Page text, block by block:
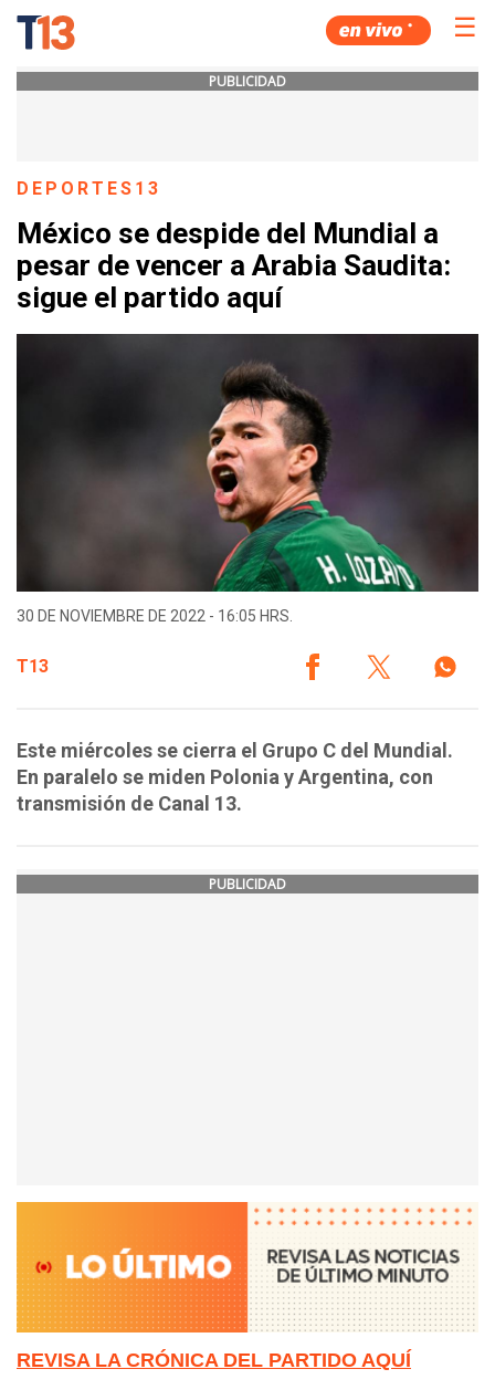
☰
PUBLICIDAD
DEPORTES13
México se despide del Mundial a
pesar de vencer a Arabia Saudita:
sigue el partido aquí
30 DE NOVIEMBRE DE 2022 - 16:05 HRS.
T13
Este miércoles se cierra el Grupo C del Mundial.
En paralelo se miden Polonia y Argentina, con
transmisión de Canal 13.
PUBLICIDAD
REVISA LA CRÓNICA DEL PARTIDO AQUÍ